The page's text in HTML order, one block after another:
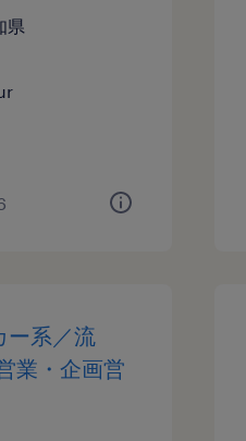
県
ー系／流
業・企画営